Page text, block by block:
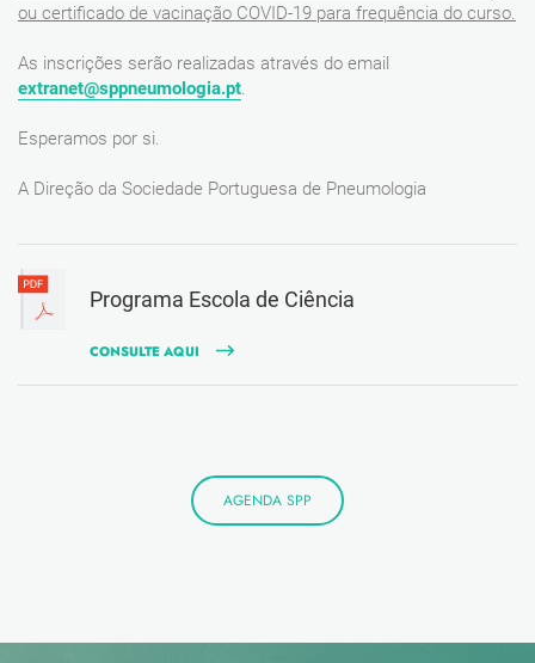
ou certificado de vacinação COVID-19 para frequência do curso.
As inscrições serão realizadas através do email
extranet@sppneumologia.pt.
Esperamos por si.
A Direção da Sociedade Portuguesa de Pneumologia
Programa Escola de Ciência
CONSULTE AQUI
AGENDA SPP